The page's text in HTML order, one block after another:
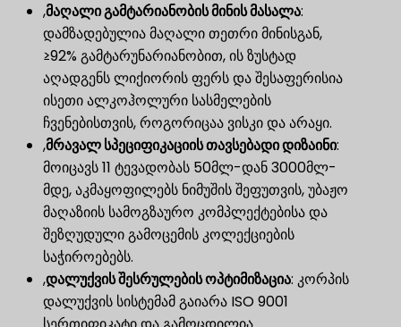
,მაღალი გამტარიანობის მინის მასალა​:
დამზადებულია მაღალი თეთრი მინისგან,
≥92% გამტარუნარიანობით, ის ზუსტად
აღადგენს ლიქიორის ფერს და შესაფერისია
ისეთი ალკოჰოლური სასმელების
ჩვენებისთვის, როგორიცაა ვისკი და არაყი.
,მრავალ სპეციფიკაციის თავსებადი დიზაინი​:
მოიცავს 11 ტევადობას 50მლ-დან 3000მლ-
მდე, აკმაყოფილებს ნიმუშის შეფუთვის, უბაჟო
მაღაზიის სამოგზაურო კომპლექტებისა და
შეზღუდული გამოცემის კოლექციების
საჭიროებებს.
,დალუქვის შესრულების ოპტიმიზაცია​: კორპის
დალუქვის სისტემამ გაიარა ISO 9001